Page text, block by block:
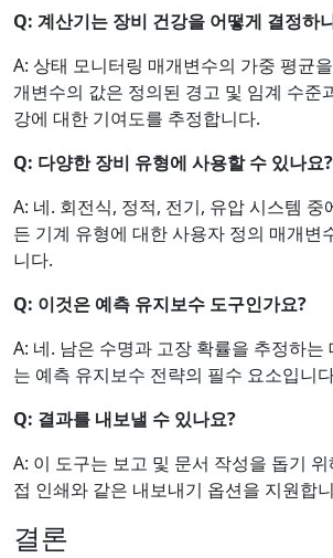
Q: 계산기는 장비 건강을 어떻게 결정하
A: 상태 모니터링 매개변수의 가중 평균
개변수의 값은 정의된 경고 및 임계 수준
강에 대한 기여도를 추정합니다.
Q: 다양한 장비 유형에 사용할 수 있나요?
A: 네. 회전식, 정적, 전기, 유압 시스템 중
든 기계 유형에 대한 사용자 정의 매개변
니다.
Q: 이것은 예측 유지보수 도구인가요?
A: 네. 남은 수명과 고장 확률을 추정하는
는 예측 유지보수 전략의 필수 요소입니
Q: 결과를 내보낼 수 있나요?
A: 이 도구는 보고 및 문서 작성을 돕기 위
접 인쇄와 같은 내보내기 옵션을 지원합
결론